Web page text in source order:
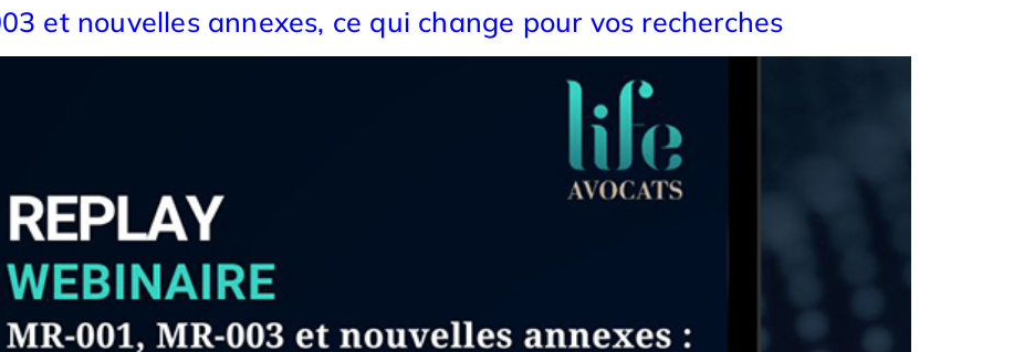
et nouvelles annexes, ce qui change pour vos recherches